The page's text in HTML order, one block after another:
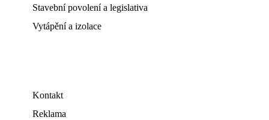
Stavební povolení a legislativa
Vytápění a izolace
Kontakt
Reklama